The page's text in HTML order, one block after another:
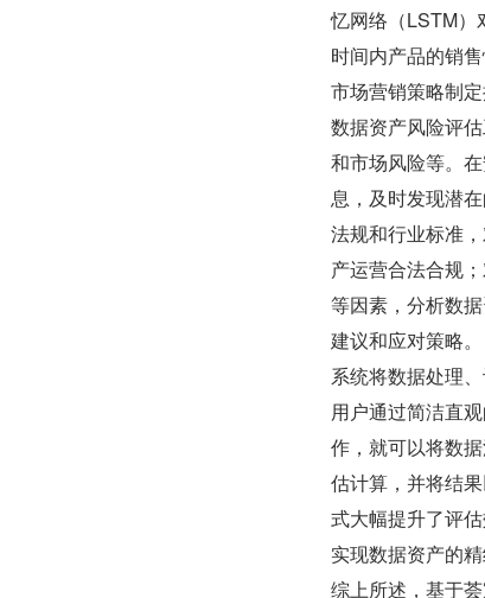
忆网络（LSTM）
时间内产品的销
市场营销策略制定
数据资产风险评
和市场风险等。
息，及时发现潜
法规和行业标准
产运营合法合规
等因素，分析数
建议和应对策略。
系统将数据处理
用户通过简洁直
作，就可以将数
估计算，并将结
式大幅提升了评
实现数据资产的
综上所述，基于